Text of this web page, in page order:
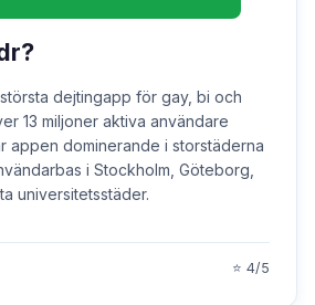
dejtingapp för gay, bi och
13 miljoner aktiva användare
appen dominerande i storstäderna
i Stockholm, Göteborg,
universitetsstäder.
⭐ 4/5